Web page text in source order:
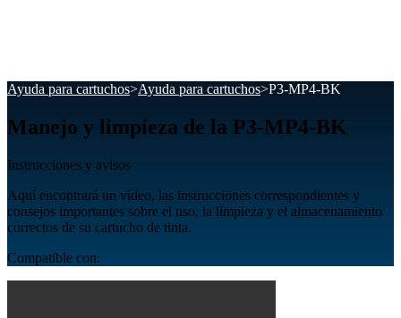
Ayuda para cartuchos>Ayuda para cartuchos>P3-MP4-BK
Manejo y limpieza de la P3-MP4-BK
Instrucciones y avisos
Aquí encontrará un vídeo, las instrucciones correspondientes y
consejos importantes sobre el uso, la limpieza y el almacenamiento
correctos de su cartucho de tinta.
Compatible con: